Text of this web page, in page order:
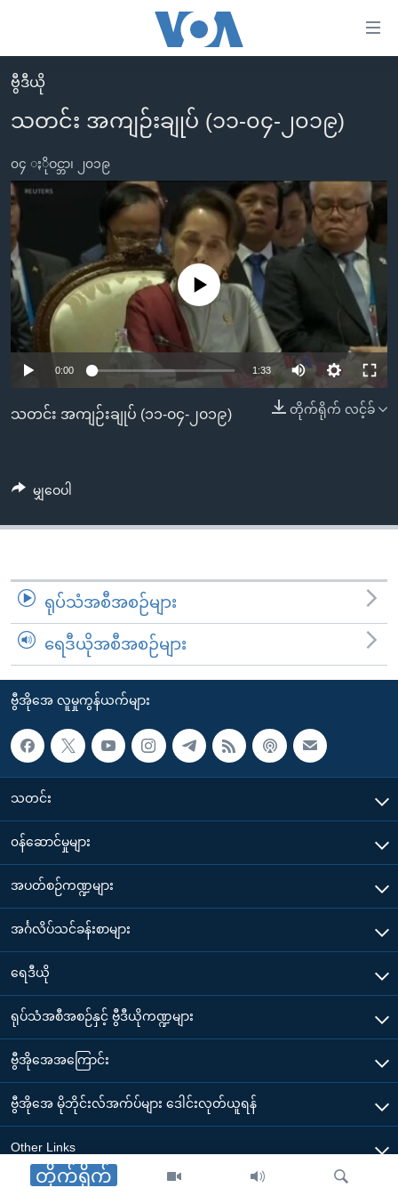
လွယ်ကူ
စေ
Link
များ
ပင်မ
အကြောင်းအရာ
သို့
ကျော်
ကြည့်
ရန်
ပင်မ
ကြည့်
နေရာ
ကျော်
ရန်
မူလစာမျက်နှာ
မြန်မာ
ကမ္ဘာ့သတင်းများ
နိုင်ငံတကာ
တရုတ်
အစ္စရေး-ပါလက်စတိုင်း
ဗွီဒီယို
သတင်းလွတ်လပ်ခွင့်
ရပ်ဝန်းတခု လမ်းတခု အလွန်
အင်္ဂလိပ်စာလေ့လာမယ်
အမေရိကန်သုံးအီဒီယံ
မကြေးမုံရဲ့ အင်္ဂလိပ်စာ
ရုပ်ရှင်ထဲက အင်္ဂလိပ်စာ
သုတပဒေသာ အင်္ဂလိပ်စာ
အပတ်စဉ်ကဏ္ဍများ
ရေဒီယို
ရေဒီယိုနှင့်ရုပ်သံ အချက်အလက်များ
ရေဒီယို/တီဗွီအစီအစဉ်
Learning English
တိုက်ရိုက်
ဗွီဒီယို
သတင်း အကျဉ်းချုပ် (၁၁-၀၄-၂၀၁၉)
၀၄ ႏိုဝင္ဘာ၊ ၂၀၁၉
No media source currently available
0:00 1:33
တိုက်ရိုက် လင့်ခ်
သတင်း အကျဉ်းချုပ် (၁၁-၀၄-၂၀၁၉)
မျှဝေပါ
ရုပ်သံအစီအစဉ်များ
ရေဒီယိုအစီအစဉ်များ
ဗွီအိုအေ လူမှုကွန်ယက်များ
သတင်း
၀န်ဆောင်မှုများ
အပတ်စဉ်ကဏ္ဍများ
အင်္ဂလိပ်သင်ခန်းစာများ
ရေဒီယို
ရုပ်သံအစီအစဉ်နှင့် ဗွီဒီယိုကဏ္ဍများ
ဗွီအိုအေအကြောင်း
ဗွီအိုအေ မိုဘိုင်းလ်အက်ပ်များ ဒေါင်းလုတ်ယူရန်
Other Links